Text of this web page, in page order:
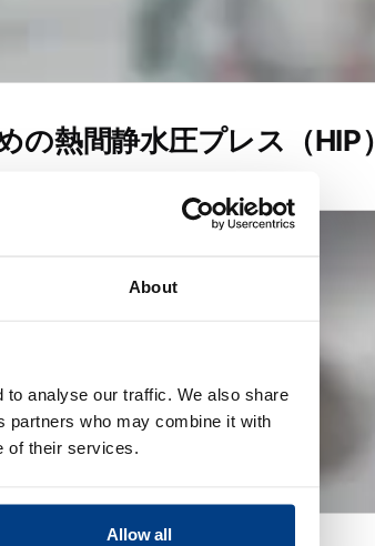
About
analyse our traffic. We also share
partners who may combine it with
of their services.
Allow all
の熱間静水圧プレス（HIP）